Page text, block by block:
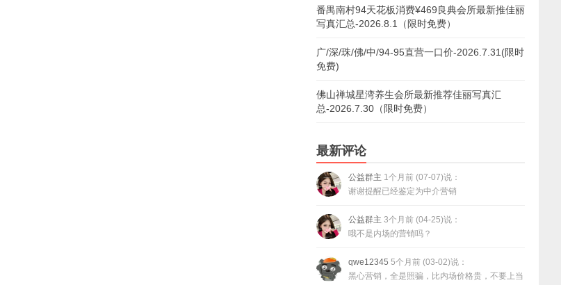
番禺南村94天花板消费¥469良典会所最新推佳丽
写真汇总-2026.8.1（限时免费）
广/深/珠/佛/中/94-95直营一口价-2026.7.31(限时
免费)
佛山禅城星湾养生会所最新推荐佳丽写真汇
总-2026.7.30（限时免费）
最新评论
公益群主 1个月前 (07-07)说：
谢谢提醒已经鉴定为中介营销
公益群主 3个月前 (04-25)说：
哦不是内场的营销吗？
qwe12345 5个月前 (03-02)说：
黑心营销，全是照骗，比内场价格贵，不要上当